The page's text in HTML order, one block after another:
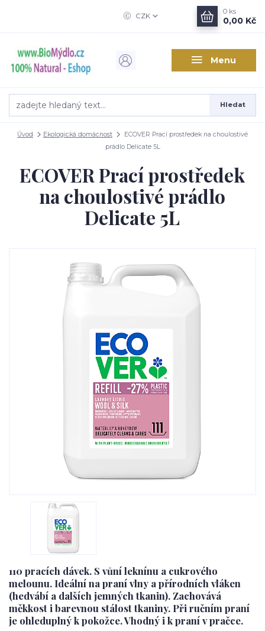
Menu
CZK
Hledat
0 ks
0,00 Kč
Úvod Ekologická domácnost
ECOVER Prací prostředek na choulostivé
prádlo Delicate 5L
ECOVER Prací prostředek
na choulostivé prádlo
Delicate 5L
110 pracích dávek. S vůní leknínu a cukrového
melounu. Ideální na praní vlny a přírodních vláken
(hedvábí a dalších jemných tkanin). Zachovává
měkkost i barevnou stálost tkaniny. Při ručním praní
je ohleduplný k pokožce. Vhodný i k praní v pračce.